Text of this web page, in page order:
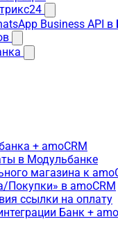
Business API
+ amoCRM
в Модульбанке
магазина к
Покупки» в amoCRM
ссылки на оплату
Банк +